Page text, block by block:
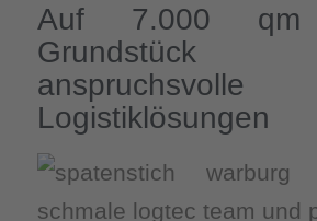
Auf 7.000 qm
Grundstück
anspruchsvolle
Logistiklösungen